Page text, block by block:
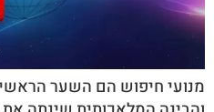
מנועי חיפוש הם השער הראשי